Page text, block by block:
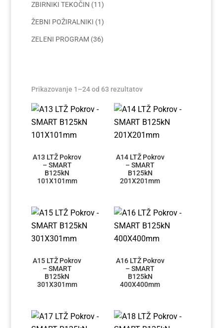
ZBIRNIKI TEKOČIN (11)
ŽEBNI POŽIRALNIKI (1)
ZELENI PROGRAM (36)
Prikazovanje 1–24 od 63 rezultatov
A13 LTŽ Pokrov
– SMART
B125kN
101X101mm
A14 LTŽ Pokrov
– SMART
B125kN
201X201mm
A15 LTŽ Pokrov
– SMART
B125kN
301X301mm
A16 LTŽ Pokrov
– SMART
B125kN
400X400mm